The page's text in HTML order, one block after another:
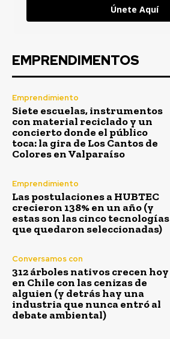
Únete Aquí
EMPRENDIMENTOS
Emprendimiento
Siete escuelas, instrumentos
con material reciclado y un
concierto donde el público
toca: la gira de Los Cantos de
Colores en Valparaíso
Emprendimiento
Las postulaciones a HUBTEC
crecieron 138% en un año (y
estas son las cinco tecnologías
que quedaron seleccionadas)
Conversamos con
312 árboles nativos crecen hoy
en Chile con las cenizas de
alguien (y detrás hay una
industria que nunca entró al
debate ambiental)